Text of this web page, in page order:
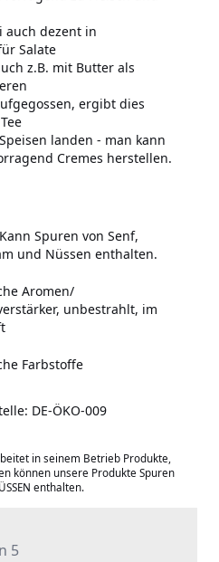
auch dezent in
Salate
z.B. mit Butter als
ergibt dies
landen - man kann
Cremes herstellen.
Kann Spuren von Senf,
und Nüssen enthalten.
Aromen/
unbestrahlt, im
Farbstoffe
DE-ÖKO-009
in seinem Betrieb Produkte,
können unsere Produkte Spuren
enthalten.
5